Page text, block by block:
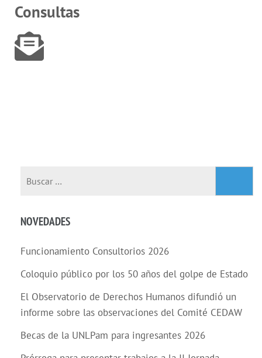
Consultas
NOVEDADES
Funcionamiento Consultorios 2026
Coloquio público por los 50 años del golpe de Estado
El Observatorio de Derechos Humanos difundió un
informe sobre las observaciones del Comité CEDAW
Becas de la UNLPam para ingresantes 2026